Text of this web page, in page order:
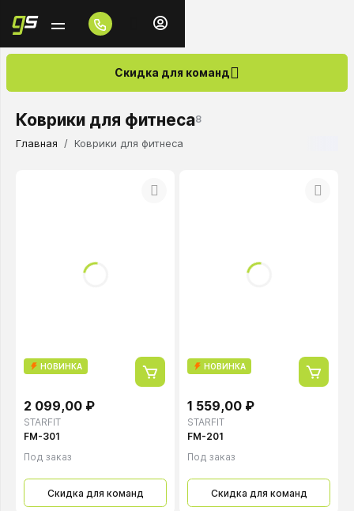
Скидка для команд
Коврики для фитнеса8
Главная Коврики для фитнеса
НОВИНКА
STARFIT
2 099,00 ₽
FM-301
Под заказ
Скидка для команд
НОВИНКА
STARFIT
1 559,00 ₽
FM-201
Под заказ
Скидка для команд